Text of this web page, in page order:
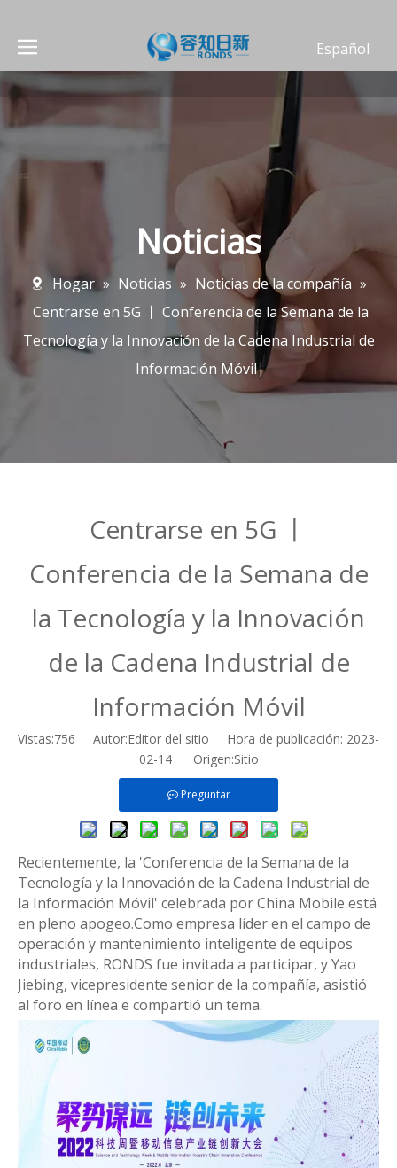
Español
العربية
Deutsch
Noticias
Hogar » Noticias » Noticias de la compañía »
Centrarse en 5G 丨 Conferencia de la Semana de la
Tecnología y la Innovación de la Cadena Industrial de
Información Móvil
Centrarse en 5G 丨
Conferencia de la Semana de
la Tecnología y la Innovación
de la Cadena Industrial de
Información Móvil
Vistas:756 Autor:Editor del sitio Hora de publicación: 2023-
02-14 Origen:Sitio
Preguntar
Recientemente, la 'Conferencia de la Semana de la
Tecnología y la Innovación de la Cadena Industrial de
la Información Móvil' celebrada por China Mobile está
en pleno apogeo.Como empresa líder en el campo de
operación y mantenimiento inteligente de equipos
industriales, RONDS fue invitada a participar, y Yao
Jiebing, vicepresidente senior de la compañía, asistió
al foro en línea e compartió un tema.